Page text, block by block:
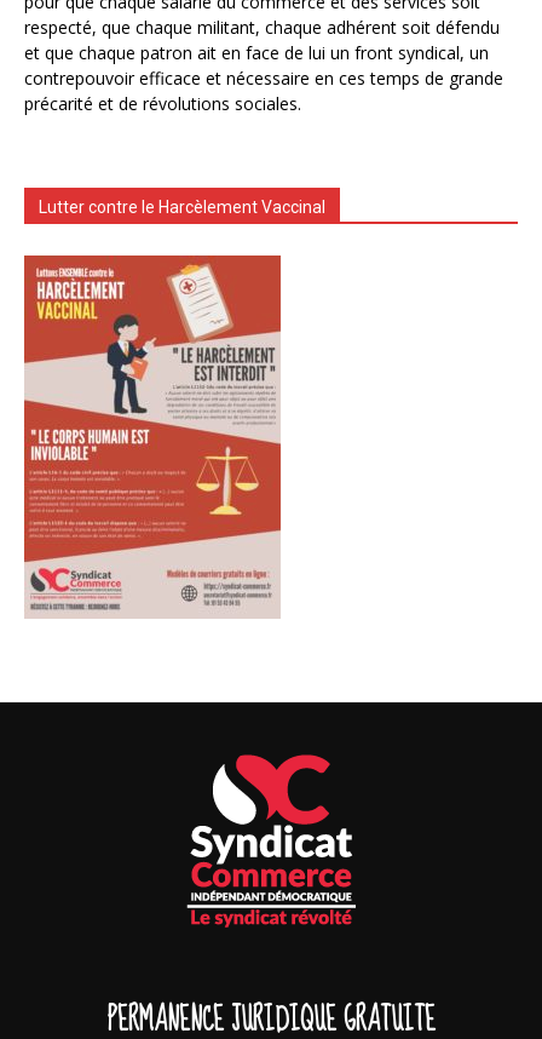
respecté, que chaque militant, chaque adhérent soit défendu
et que chaque patron ait en face de lui un front syndical, un
contrepouvoir efficace et nécessaire en ces temps de grande
précarité et de révolutions sociales.
Lutter contre le Harcèlement Vaccinal
PERMANENCE JURIDIQUE GRATUITE